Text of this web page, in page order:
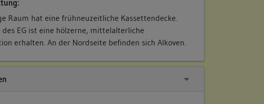
Raum hat eine frühneuzeitliche Kassettendecke.
des EG ist eine hölzerne, mittelalterliche
erhalten. An der Nordseite befinden sich Alkoven.